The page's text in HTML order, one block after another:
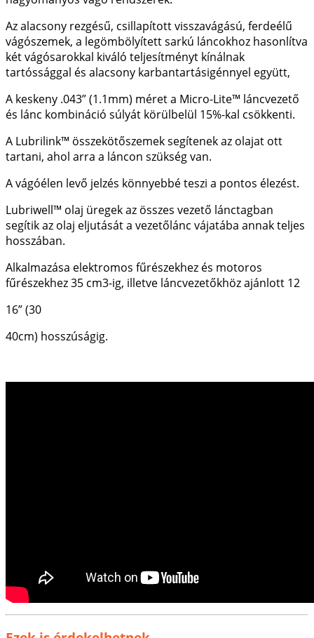
Az alacsony rezgésű, csillapított visszavágású, ferdeélű
vágószemek, a legömbölyített sarkú láncokhoz hasonlítva
két vágósarokkal kiváló teljesítményt kínálnak
tartóssággal és alacsony karbantartásigénnyel együtt,
A keskeny .043” (1.1mm) méret a Micro-Lite™ láncvezető
és lánc kombináció súlyát körülbelül 15%-kal csökkenti.
A Lubrilink™ összekötőszemek segítenek az olajat ott
tartani, ahol arra a láncon szükség van.
A vágóélen levő jelzés könnyebbé teszi a pontos élezést.
Lubriwell™ olaj üregek az összes vezető lánctagban
segítik az olaj eljutását a vezetőlánc vájatába annak teljes
hosszában.
Alkalmazása elektromos fűrészekhez és motoros
fűrészekhez 35 cm3-ig, illetve láncvezetőkhöz ajánlott 12
16” (30
40cm) hosszúságig.